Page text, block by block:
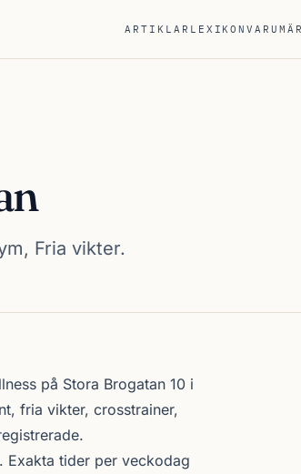
ARTIKLAR LEXIKON
Fria vikter.
på Stora Brogatan 10 i
fria vikter, crosstrainer,
Exakta tider per veckodag